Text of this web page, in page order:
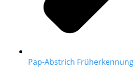
Pap-Abstrich Früherkennung